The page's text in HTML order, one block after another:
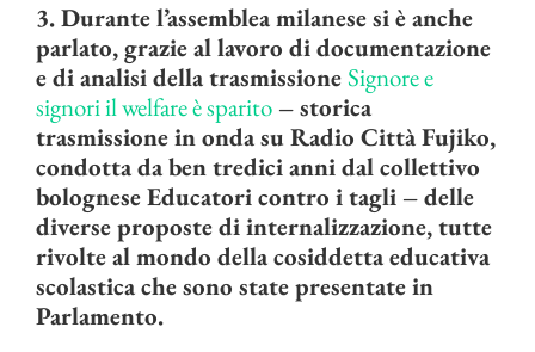
3. Durante l’assemblea milanese si è anche
parlato, grazie al lavoro di documentazione
e di analisi della trasmissioneSignore e
signori il welfare è sparito – storica
trasmissione in onda su Radio Città Fujiko,
condotta da ben tredici anni dal collettivo
bolognese Educatori contro i tagli – delle
diverse proposte di internalizzazione, tutte
rivolte al mondo della cosiddetta educativa
scolastica che sono state presentate in
Parlamento.